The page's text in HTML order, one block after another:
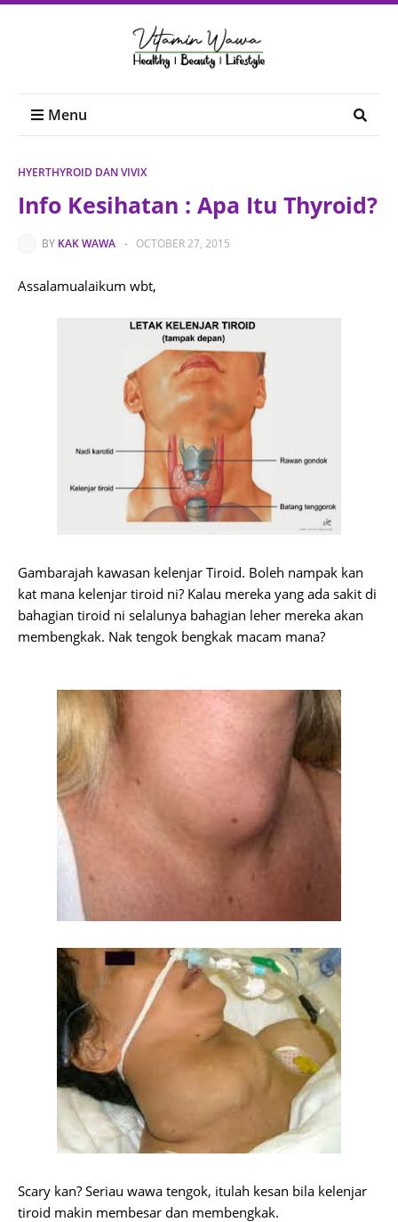
Menu
HYERTHYROID DAN VIVIX
Info Kesihatan : Apa Itu Thyroid?
BY KAK WAWA - OCTOBER 27, 2015
Assalamualaikum wbt,
Gambarajah kawasan kelenjar Tiroid. Boleh nampak kan
kat mana kelenjar tiroid ni? Kalau mereka yang ada sakit di
bahagian tiroid ni selalunya bahagian leher mereka akan
membengkak. Nak tengok bengkak macam mana?
Scary kan? Seriau wawa tengok, itulah kesan bila kelenjar
tiroid makin membesar dan membengkak.